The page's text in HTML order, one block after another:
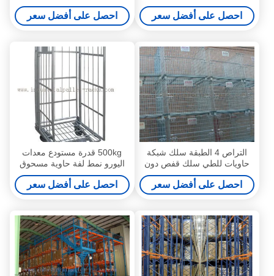
ملحومة قفص التخزين
احصل على أفضل سعر احصل على أفضل سعر
التراص 4 الطبقة سلك شبكة
حاويات للطي سلك قفص دون
نظام الرف
احصل على أفضل سعر
500kg قدرة مستودع معدات
اليورو نمط لفة حاوية مسحوق
الطلاء التشطيبات
احصل على أفضل سعر